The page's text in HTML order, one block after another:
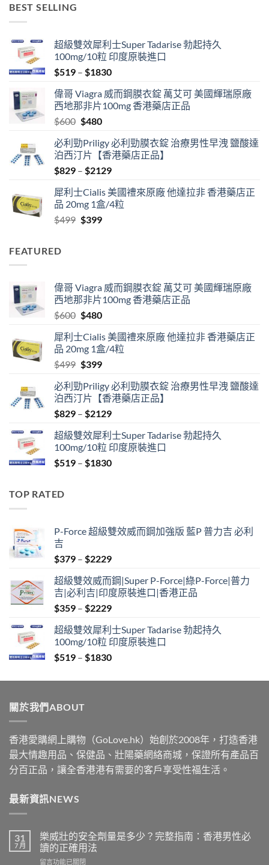
BEST SELLING
超級雙效犀利士Super Tadarise 勃起持久
100mg/10粒 印度原裝進口
$519 – $1830Price
$519
through
偉哥 Viagra 威而鋼膜衣錠 萬艾可 美國輝瑞原廠
西地那非片100mg 香港藥店正品
$600 Original
was:
$600.
$480Current
is:
$480.
必利勁Priligy 必利勁膜衣錠 治療男性早洩 鹽酸達
泊西汀片【香港藥店正品】
$829 – $2129Price
$829
through
犀利士Cialis 美國禮來原廠 他達拉非 香港藥店正
品 20mg 1盒/4粒
$499 Original
$399Current
FEATURED
偉哥 Viagra 威而鋼膜衣錠 萬艾可 美國輝瑞原廠
西地那非片100mg 香港藥店正品
$600 Original
was:
$600.
$480Current
is:
$480.
犀利士Cialis 美國禮來原廠 他達拉非 香港藥店正
品 20mg 1盒/4粒
$499 Original
was:
$499.
$399Current
is:
$399.
必利勁Priligy 必利勁膜衣錠 治療男性早洩 鹽酸達
泊西汀片【香港藥店正品】
$829 – $2129Price
$829
through
$2129
超級雙效犀利士Super Tadarise 勃起持久
100mg/10粒 印度原裝進口
$519 – $1830Price
TOP RATED
P-Force 超級雙效威而鋼加強版 藍P 普力吉 必利
吉
$379 – $2229Price
$379
through
$2229
超級雙效威而鋼|Super P-Force|綠P-Force|普力
吉|必利吉|印度原裝進口|香港正品
$359 – $2229Price
$359
through
$2229
超級雙效犀利士Super Tadarise 勃起持久
100mg/10粒 印度原裝進口
$519 – $1830Price
$519
關於我們ABOUT
香港愛購網上購物（GoLove.hk）始創於2008年，打造香港
最大情趣用品、保健品、壯陽藥網絡商城，保證所有產品百
分百正品，讓全香港港有需要的客戶享受性福生活。
最新資訊NEWS
31
7 月
樂威壯的安全劑量是多少？完整指南：香港男性必
讀的正確用法
在
留言功能已關閉